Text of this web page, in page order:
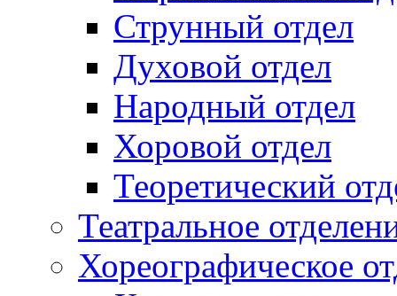
Струнный отдел
Духовой отдел
Народный отдел
Хоровой отдел
Теоретический
Театральное
Хореографическое